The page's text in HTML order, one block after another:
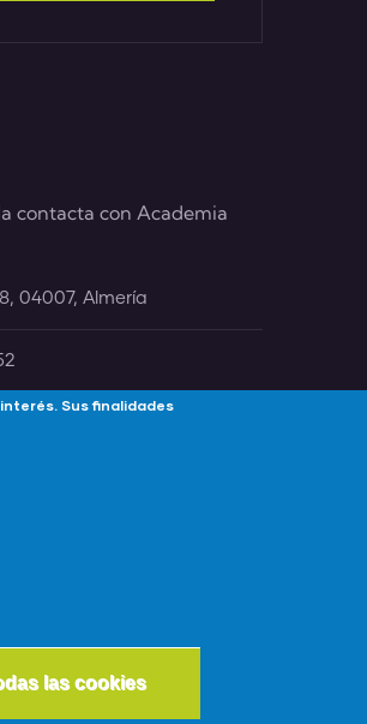
contacta con Academia
04007, Almería
Sus finalidades
las cookies